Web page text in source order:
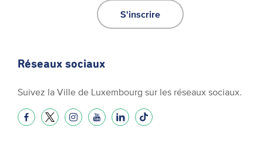
S'inscrire
Réseaux sociaux
Suivez la Ville de Luxembourg sur les réseaux sociaux.